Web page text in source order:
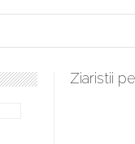
Sculați, sculați, boieri
Ziaristii